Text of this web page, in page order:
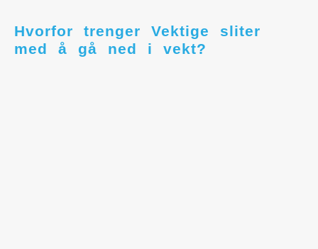
Hvorfor trenger Vektige sliter
med å gå ned i vekt?